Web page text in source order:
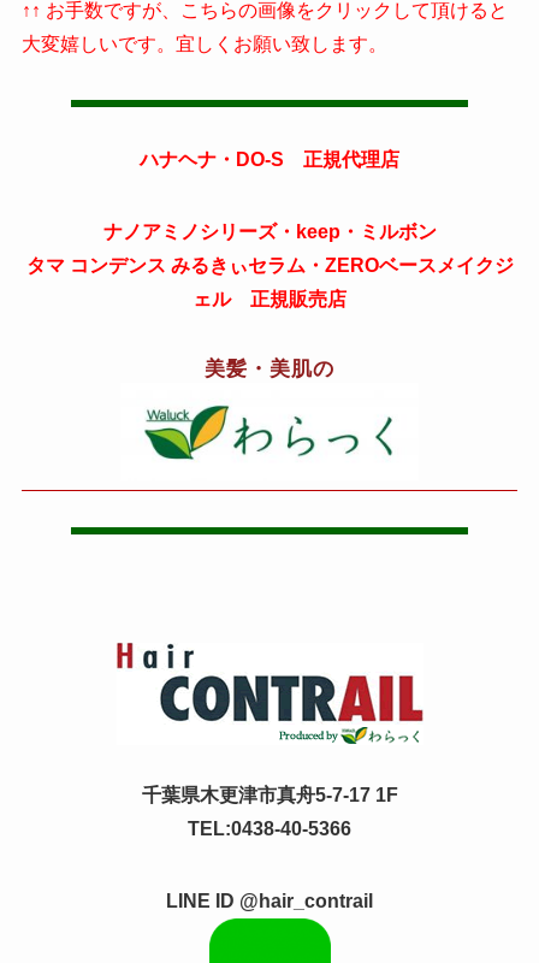
↑↑ お手数ですが、こちらの画像をクリックして頂けると
大変嬉しいです。宜しくお願い致します。
ハナヘナ・DO-S 正規代理店
ナノアミノシリーズ・keep・ミルボン
タマ コンデンス みるきぃセラム・ZEROベースメイクジ
ェル 正規販売店
美髪・美肌の
千葉県木更津市真舟5-7-17 1F
TEL:0438-40-5366
LINE ID @hair_contrail